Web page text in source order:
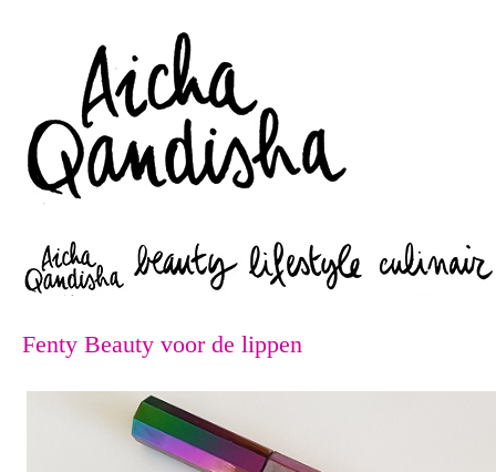
Fenty Beauty voor de lippen